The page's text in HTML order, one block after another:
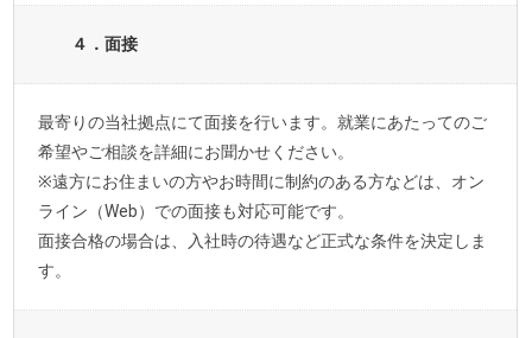
４．面接
最寄りの当社拠点にて面接を行います。就業にあたってのご
希望やご相談を詳細にお聞かせください。
※遠方にお住まいの方やお時間に制約のある方などは、オン
ライン（Web）での面接も対応可能です。
面接合格の場合は、入社時の待遇など正式な条件を決定しま
す。